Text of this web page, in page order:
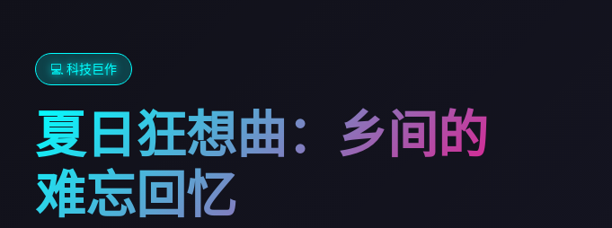
💻 科技巨作
夏日狂想曲：乡间的
难忘回忆